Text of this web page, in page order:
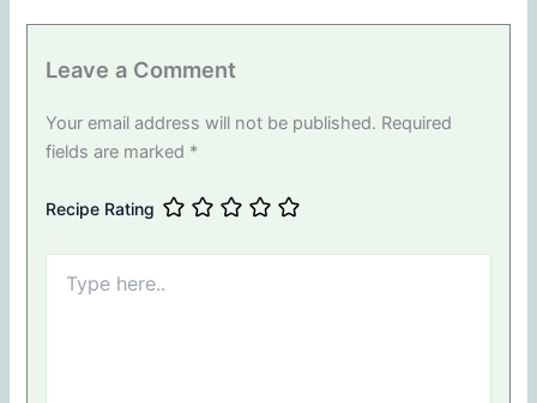
Leave a Comment
Your email address will not be published. Required
fields are marked *
Recipe Rating
here..